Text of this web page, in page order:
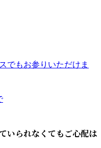
でもお参りいただけま
いられなくてもご心配は